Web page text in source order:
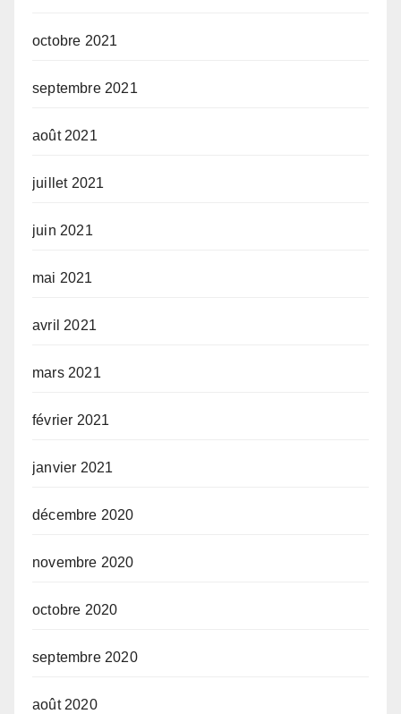
octobre 2021
septembre 2021
août 2021
juillet 2021
juin 2021
mai 2021
avril 2021
mars 2021
février 2021
janvier 2021
décembre 2020
novembre 2020
octobre 2020
septembre 2020
août 2020